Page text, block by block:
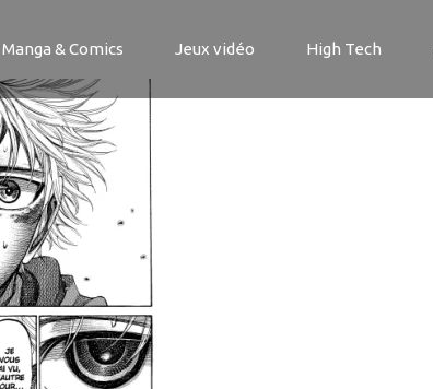
Manga & Comics Jeux vidéo High Tech